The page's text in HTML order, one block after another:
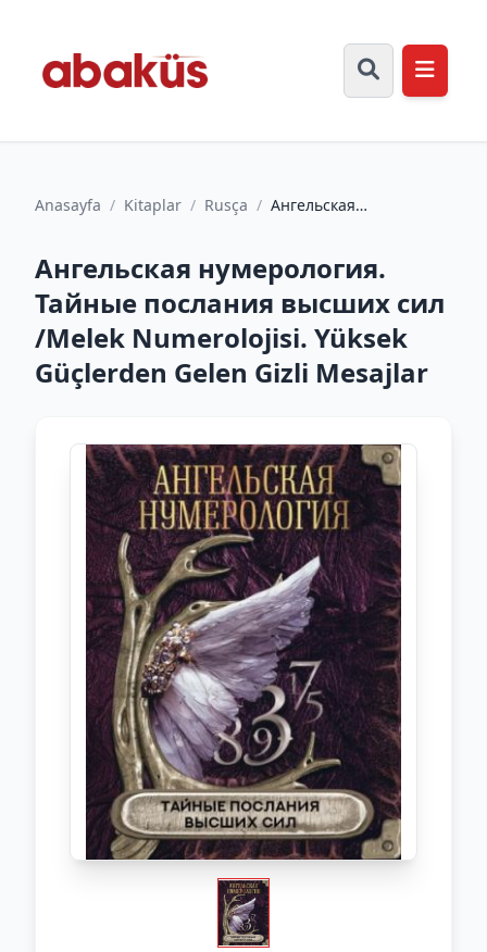
Anasayfa / Kitaplar / Rusça / Ангельская
/Melek Numero...
Ангельская нумерология.
Тайные послания высших сил
/Melek Numerolojisi. Yüksek
Güçlerden Gelen Gizli Mesajlar